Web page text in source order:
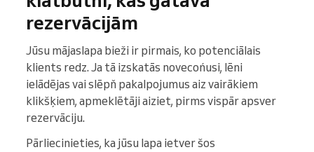
rezervācijām
Jūsu mājaslapa bieži ir pirmais, ko potenciālais
klients redz. Ja tā izskatās novecońusi, lēni
ielādējas vai slēpň pakalpojumus aiz vairākiem
klikšķiem, apmeklētāji aiziet, pirms vispār apsver
rezervāciju.
Pārliecinieties, ka jūsu lapa ietver šos